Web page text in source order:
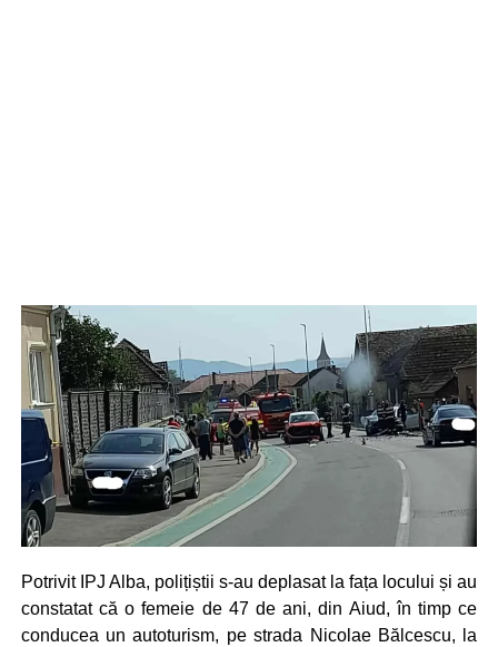
Potrivit IPJ Alba, polițiștii s-au deplasat la fața locului și au
constatat că o femeie de 47 de ani, din Aiud, în timp ce
conducea un autoturism, pe strada Nicolae Bălcescu, la